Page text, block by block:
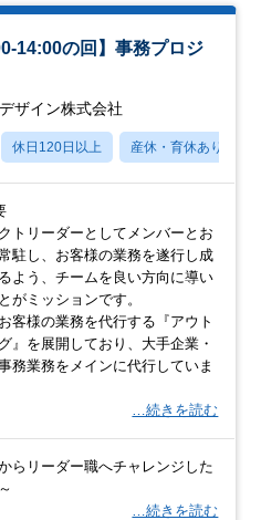
14:00の回】事務プロジ
ザイン株式会社
休日120日以上 産休・育休あり
トリーダーとしてメンバーとお
駐し、お客様の業務を遂行し成
よう、チームを良い方向に導い
がミッションです。
客様の業務を代行する『アウト
』を展開しており、大手企業・
務業務をメインに代行していま
…続きを読む
らリーダー職へチャレンジした
…続きを読む